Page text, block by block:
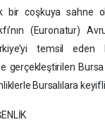
bir coşkuya sahne
(Euronatur)
temsil eden
gerçekleştirilen
Bursalılara keyifli